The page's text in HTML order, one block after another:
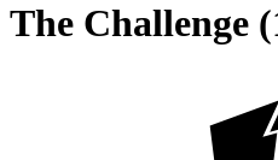
The Challenge